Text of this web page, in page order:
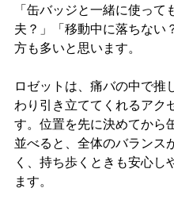
「缶バッジと一緒に使って
夫？」「移動中に落ちない
方も多いと思います。
ロゼットは、痛バの中で推
わり引き立ててくれるアク
す。位置を先に決めてから
並べると、全体のバランス
く、持ち歩くときも安心し
ます。